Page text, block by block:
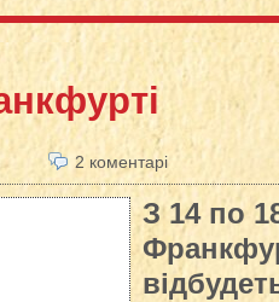
2 коментарі
З 14 по